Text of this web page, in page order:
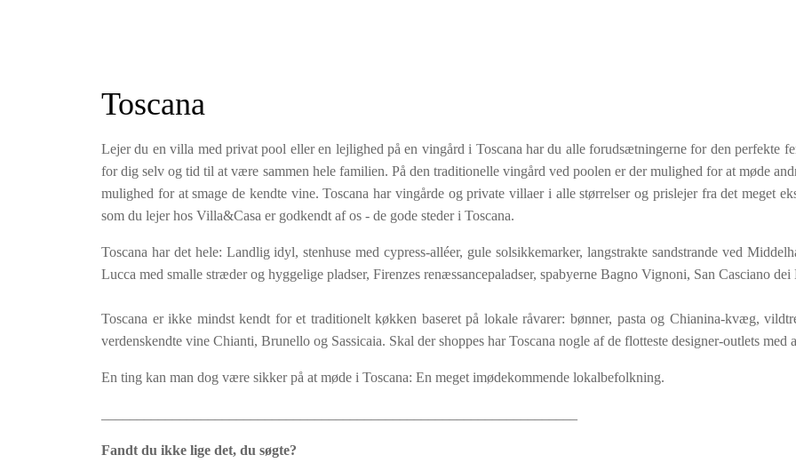
opvaskemaskine); et soveværelse med dobbeltseng (queensize-seng) med eget badeværelse med bruser. En
trappe fører til første sal, hvor man finder et soveværelse med dobbeltseng (queensize-seng), et soveværelse
Poolen er normalt åben i perioden 1. maj - 30. september, men kan på forespørgsel åbnes mod et tillæg i
ydersæsonen. Slutrengøring er inkluderet, men efterlades huset meget snavset eller med affald, vil der være
et tillæg for ekstra rengøring.
CIN kode: IT052017B5QS5QAHJT CIR: 052017AAT0023
Linned og håndklæder (ugentligt skift)
Forbrug af gas, vand og el (normalt forbrug)
Toscana
Lejer du en villa med privat pool eller en lejlighed på en vingård i Toscana har du alle forudsætningerne for den perfekte
for dig selv og tid til at være sammen hele familien. På den traditionelle vingård ved poolen er der mulighed for at møde
mulighed for at smage de kendte vine. Toscana har vingårde og private villaer i alle størrelser og prislejer fra det meget
som du lejer hos Villa&Casa er godkendt af os - de gode steder i Toscana.
Toscana har det hele: Landlig idyl, stenhuse med cypress-alléer, gule solsikkemarker, langstrakte sandstrande ved
Lucca med smalle stræder og hyggelige pladser, Firenzes renæssancepaladser, spabyerne Bagno Vignoni, San Casciano
Toscana er ikke mindst kendt for et traditionelt køkken baseret på lokale råvarer: bønner, pasta og Chianina-kvæg,
verdenskendte vine Chianti, Brunello og Sassicaia. Skal der shoppes har Toscana nogle af de flotteste designer-outlets
En ting kan man dog være sikker på at møde i Toscana: En meget imødekommende lokalbefolkning.
Fandt du ikke lige det, du søgte?